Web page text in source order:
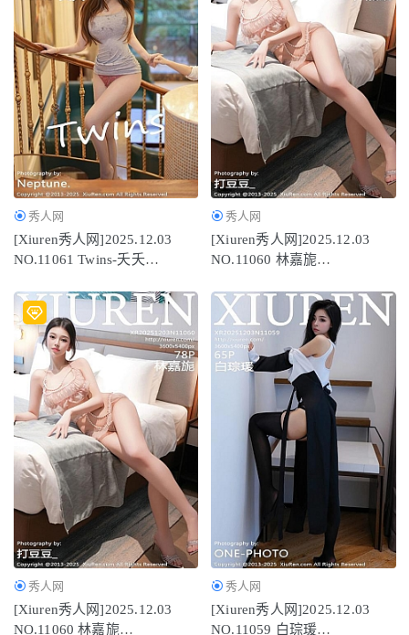
秀人网
[Xiuren秀人网]2025.12.03
NO.11061 Twins-夭夭
秀人网
[Xiuren秀人网]2025.12.03
NO.11060 林嘉旎
秀人网
[Xiuren秀人网]2025.12.03
NO.11060 林嘉旎
秀人网
[Xiuren秀人网]2025.12.03
NO.11059 白琮瑗